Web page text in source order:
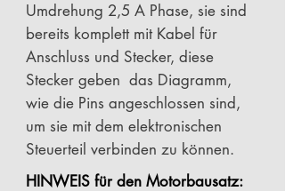
Umdrehung 2,5 A Phase, sie sind
bereits komplett mit Kabel für
Anschluss und Stecker, diese
Stecker geben das Diagramm,
wie die Pins angeschlossen sind,
um sie mit dem elektronischen
Steuerteil verbinden zu können.
HINWEIS für den Motorbausatz: